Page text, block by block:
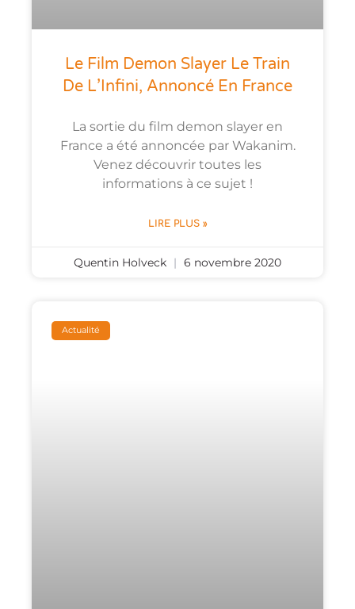
Le Film Demon Slayer Le Train
De L’Infini, Annoncé En France
La sortie du film demon slayer en
France a été annoncée par Wakanim.
Venez découvrir toutes les
informations à ce sujet !
LIRE PLUS »
Quentin Holveck 6 novembre 2020
Actualité